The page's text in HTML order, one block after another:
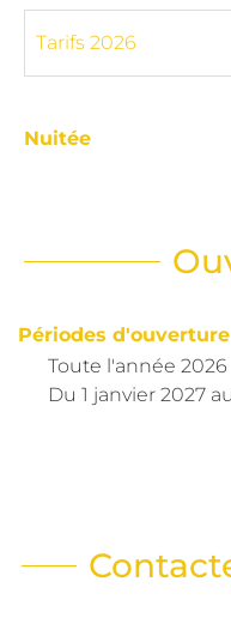
Nuitée
Périodes d'ouverture
Toute l'année 2026
Du 1 janvier 2027 au